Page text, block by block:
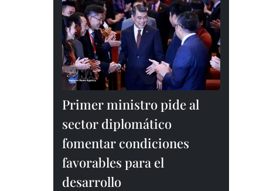
Primer ministro pide al
sector diplomático
fomentar condiciones
favorables para el
desarrollo